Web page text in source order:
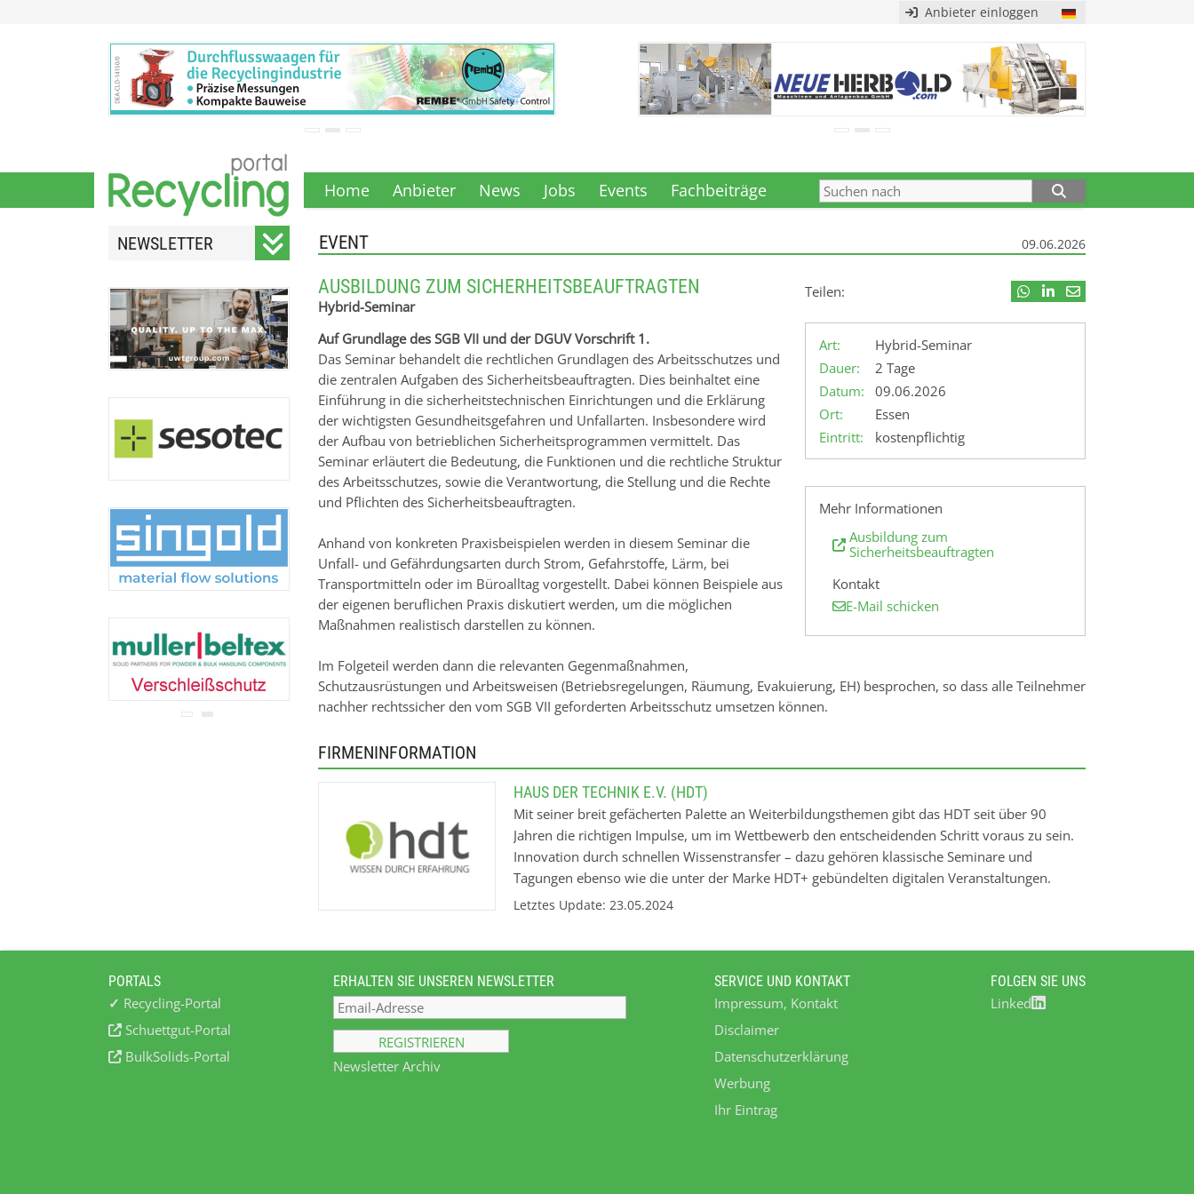
Anbieter einloggen
Home Anbieter News Jobs Events Fachbeiträge
NEWSLETTER
unseren monatlichen
Newsletter.
Dritte weitergegeben.
Zu unserenDatenschutz-
Bestimmungen.
EVENT 09.06.2026
Teilen:
Art:
Hybrid-Seminar
Dauer:
2 Tage
Datum:
09.06.2026
Ort:
Essen
Eintritt:
kostenpflichtig
Mehr Informationen
Ausbildung zum
Sicherheitsbeauftragten
Kontakt
E-Mail schicken
AUSBILDUNG ZUM SICHERHEITSBEAUFTRAGTEN
Hybrid-Seminar
Auf Grundlage des SGB VII und der DGUV Vorschrift 1.
Das Seminar behandelt die rechtlichen Grundlagen des Arbeitsschutzes und
die zentralen Aufgaben des Sicherheitsbeauftragten. Dies beinhaltet eine
Einführung in die sicherheitstechnischen Einrichtungen und die Erklärung
der wichtigsten Gesundheitsgefahren und Unfallarten. Insbesondere wird
der Aufbau von betrieblichen Sicherheitsprogrammen vermittelt. Das
Seminar erläutert die Bedeutung, die Funktionen und die rechtliche Struktur
des Arbeitsschutzes, sowie die Verantwortung, die Stellung und die Rechte
und Pflichten des Sicherheitsbeauftragten.
Anhand von konkreten Praxisbeispielen werden in diesem Seminar die
Unfall- und Gefährdungsarten durch Strom, Gefahrstoffe, Lärm, bei
Transportmitteln oder im Büroalltag vorgestellt. Dabei können Beispiele aus
der eigenen beruflichen Praxis diskutiert werden, um die möglichen
Maßnahmen realistisch darstellen zu können.
Im Folgeteil werden dann die relevanten Gegenmaßnahmen,
Schutzausrüstungen und Arbeitsweisen (Betriebsregelungen, Räumung, Evakuierung, EH) besprochen, so dass alle Teilnehmer
nachher rechtssicher den vom SGB VII geforderten Arbeitsschutz umsetzen können.
FIRMENINFORMATION
HAUS DER TECHNIK E.V. (HDT)
Mit seiner breit gefächerten Palette an Weiterbildungsthemen gibt das HDT seit über 90
Jahren die richtigen Impulse, um im Wettbewerb den entscheidenden Schritt voraus zu sein.
Innovation durch schnellen Wissenstransfer – dazu gehören klassische Seminare und
Tagungen ebenso wie die unter der Marke HDT+ gebündelten digitalen Veranstaltungen.
Zertifizierte Lehrgänge runden das Angebot von Deutschlands ältestem technischen
Dekarbonisierung, Mobilität von morgen u. v. a. m.
Letztes Update: 23.05.2024
PORTALS
✓ Recycling-Portal
Schuettgut-Portal
BulkSolids-Portal
ERHALTEN SIE UNSEREN NEWSLETTER
Newsletter Archiv
SERVICE UND KONTAKT
Impressum, Kontakt
Disclaimer
Datenschutzerklärung
Werbung
Ihr Eintrag
FOLGEN SIE UNS
Linked